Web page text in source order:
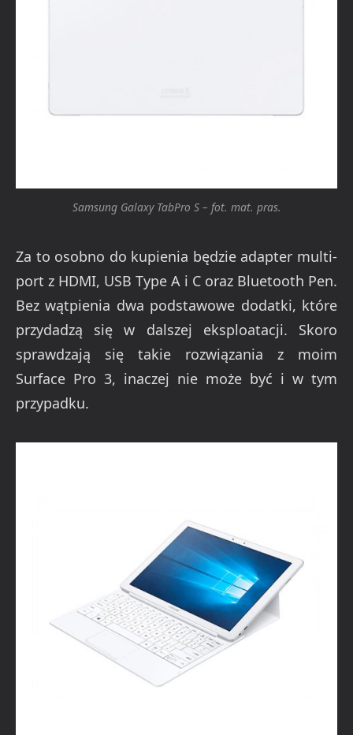
Samsung Galaxy TabPro S – fot. mat. pras.
Za to osobno do kupienia będzie adapter multi-
port z HDMI, USB Type A i C oraz Bluetooth Pen.
Bez wątpienia dwa podstawowe dodatki, które
przydadzą się w dalszej eksploatacji. Skoro
sprawdzają się takie rozwiązania z moim
Surface Pro 3, inaczej nie może być i w tym
przypadku.